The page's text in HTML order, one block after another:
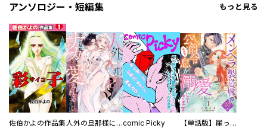
アンソロジー・短編集 もっと見る
佐伯かよの作品集 人外の旦那様に娶られ毎晩ナカまで愛される…。アンソロジーcomic Picky 【単話版】崖っぷち令嬢ですが、意地と策略で幸せになります！シリーズ